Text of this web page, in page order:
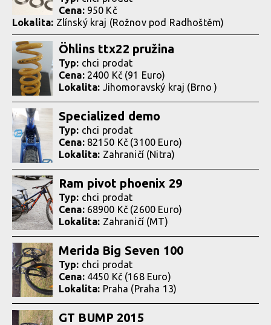
Cena: 950 Kč
Lokalita: Zlínský kraj (Rožnov pod Radhoštěm)
Öhlins ttx22 pružina
Typ: chci prodat
Cena: 2400 Kč (91 Euro)
Lokalita: Jihomoravský kraj (Brno )
Specialized demo
Typ: chci prodat
Cena: 82150 Kč (3100 Euro)
Lokalita: Zahraničí (Nitra)
Ram pivot phoenix 29
Typ: chci prodat
Cena: 68900 Kč (2600 Euro)
Lokalita: Zahraničí (MT)
Merida Big Seven 100
Typ: chci prodat
Cena: 4450 Kč (168 Euro)
Lokalita: Praha (Praha 13)
GT BUMP 2015